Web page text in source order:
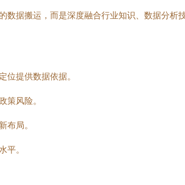
数据搬运，而是深度融合行业知识、数据分析
位提供数据依据。
策风险。
布局。
平。